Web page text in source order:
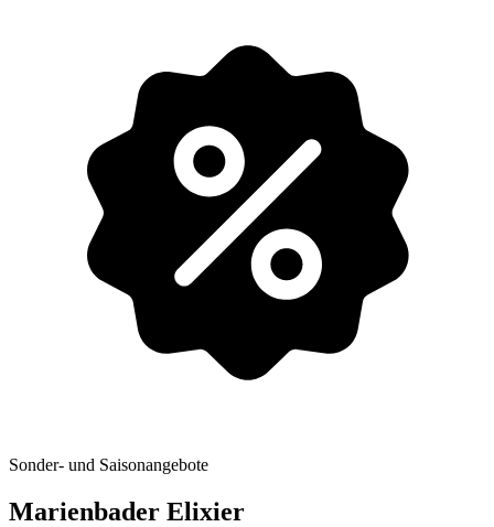
Sonder- und Saisonangebote
Marienbader Elixier